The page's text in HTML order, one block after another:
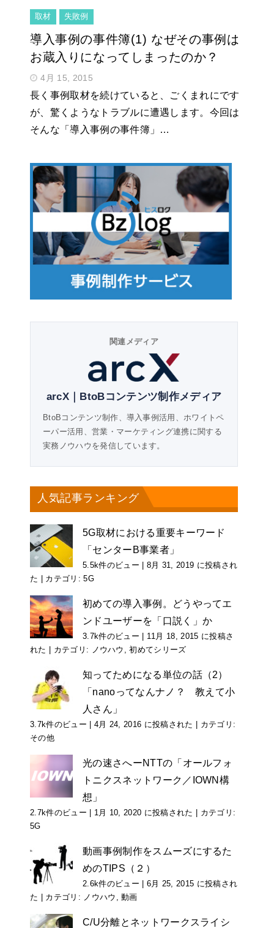
取材 失敗例
導入事例の事件簿(1) なぜその事例は
お蔵入りになってしまったのか？
4月 15, 2015
長く事例取材を続けていると、ごくまれにです
が、驚くようなトラブルに遭遇します。今回は
そんな「導入事例の事件簿」…
関連メディア
arcX｜BtoBコンテンツ制作メディア
BtoBコンテンツ制作、導入事例活用、ホワイトペ
ーパー活用、営業・マーケティング連携に関する
実務ノウハウを発信しています。
人気記事ランキング
5G取材における重要キーワード
「センターB事業者」
5.5k件のビュー | 8月 31, 2019 に投稿され
た | カテゴリ:5G
初めての導入事例。どうやってエ
ンドユーザーを「口説く」か
3.7k件のビュー | 11月 18, 2015 に投稿さ
れた | カテゴリ: ノウハウ ,初めてシリーズ
知ってためになる単位の話（2）
「nanoってなんナノ？ 教えて小
人さん」
3.7k件のビュー | 4月 24, 2016 に投稿された | カテゴリ:
その他
光の速さへーNTTの「オールフォ
トニクスネットワーク／IOWN構
想」
2.7k件のビュー | 1月 10, 2020 に投稿された | カテゴリ:
5G
動画事例制作をスムーズにするた
めのTIPS（２）
2.6k件のビュー | 6月 25, 2015 に投稿され
た | カテゴリ: ノウハウ ,動画
C/U分離とネットワークスライシ